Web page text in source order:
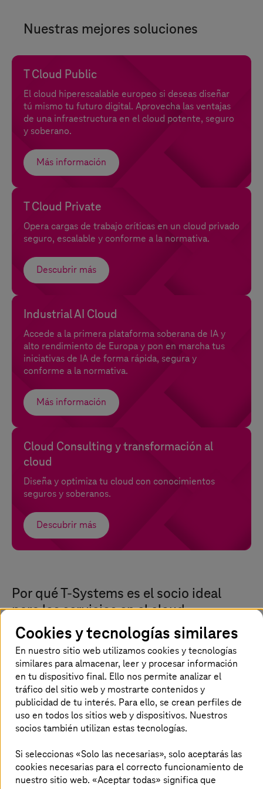
Nuestras mejores soluciones
T Cloud Public
El cloud hiperescalable europeo si deseas diseñar
tú mismo tu futuro digital. Aprovecha las ventajas
de una infraestructura en el cloud potente, seguro
y soberano.
Más información
T Cloud Private
Opera cargas de trabajo críticas en un cloud privado
seguro, escalable y conforme a la normativa.
Descubrir más
Industrial AI Cloud
Accede a la primera plataforma soberana de IA y
alto rendimiento de Europa y pon en marcha tus
iniciativas de IA de forma rápida, segura y
conforme a la normativa.
Más información
Cloud Consulting y transformación al
cloud
Diseña y optimiza tu cloud con conocimientos
seguros y soberanos.
Descubrir más
Por quéT-Systems es el socio ideal
para los servicios en el cloud
Diseñado para la soberanía y el
cumplimiento normativo
Opera cargas de trabajo en plataformas
desarrolladas en Alemania y alojadas en centros de
datos europeos certificados. Mantén el control
Cookies y tecnologías similares
En nuestro sitio web utilizamos cookies y tecnologías
similares para almacenar, leer y procesar información
en tu dispositivo final. Ello nos permite analizar el
tráfico del sitio web y mostrarte contenidos y
publicidad de tu interés. Para ello, se crean perfiles de
uso en todos los sitios web y dispositivos. Nuestros
socios también utilizan estas tecnologías.
Si seleccionas «Solo las necesarias», solo aceptarás las
cookies necesarias para el correcto funcionamiento de
nuestro sitio web. «Aceptar todas» significa que